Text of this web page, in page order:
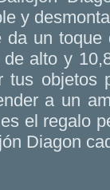
y
un
alto y
objetos
a un
el regalo
Diagon